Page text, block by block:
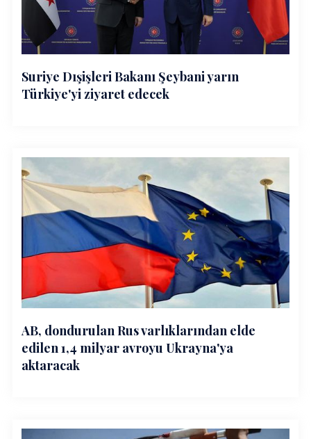
Suriye Dışişleri Bakanı Şeybani yarın
Türkiye'yi ziyaret edecek
AB, dondurulan Rus varlıklarından elde
edilen 1,4 milyar avroyu Ukrayna'ya
aktaracak